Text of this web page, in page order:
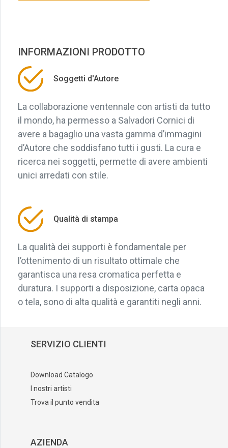
INFORMAZIONI PRODOTTO
Soggetti d'Autore
La collaborazione ventennale con artisti da tutto
il mondo, ha permesso a Salvadori Cornici di
avere a bagaglio una vasta gamma d’immagini
d’Autore che soddisfano tutti i gusti. La cura e
ricerca nei soggetti, permette di avere ambienti
unici arredati con stile.
Qualità di stampa
La qualità dei supporti è fondamentale per
l’ottenimento di un risultato ottimale che
garantisca una resa cromatica perfetta e
duratura. I supporti a disposizione, carta opaca
o tela, sono di alta qualità e garantiti negli anni.
SERVIZIO CLIENTI
Download Catalogo
I nostri artisti
Trova il punto vendita
AZIENDA